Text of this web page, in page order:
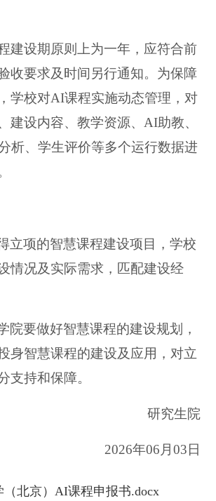
建设期原则上为一年，应符合前
收要求及时间另行通知。为保障
学校对AI课程实施动态管理，对
建设内容、教学资源、AI助教、
析、学生评价等多个运行数据进
立项的智慧课程建设项目，学校
情况及实际需求，匹配建设经
院要做好智慧课程的建设规划，
身智慧课程的建设及应用，对立
支持和保障。
研究生院
2026年06月03日
（北京）AI课程申报书.docx